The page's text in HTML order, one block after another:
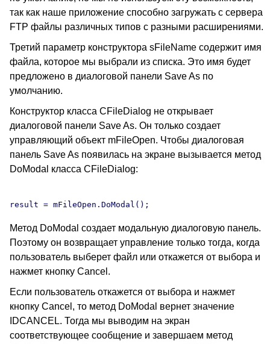
так как наше приложение способно загружать с сервера
FTP файлы различных типов с разными расширениями.
Третий параметр конструктора sFileName содержит имя
файла, которое мы выбрали из списка. Это имя будет
предложено в диалоговой панели Save As по
умолчанию.
Конструктор класса CFileDialog не открывает
диалоговой панели Save As. Он только создает
управляющий объект mFileOpen. Чтобы диалоговая
панель Save As появилась на экране вызывается метод
DoModal класса CFileDialog:
Метод DoModal создает модальную диалоговую панель.
Поэтому он возвращает управление только тогда, когда
пользователь выберет файл или откажется от выбора и
нажмет кнопку Cancel.
Если пользователь откажется от выбора и нажмет
кнопку Cancel, то метод DoModal вернет значение
IDCANCEL. Тогда мы выводим на экран
соответствующее сообщение и завершаем метод